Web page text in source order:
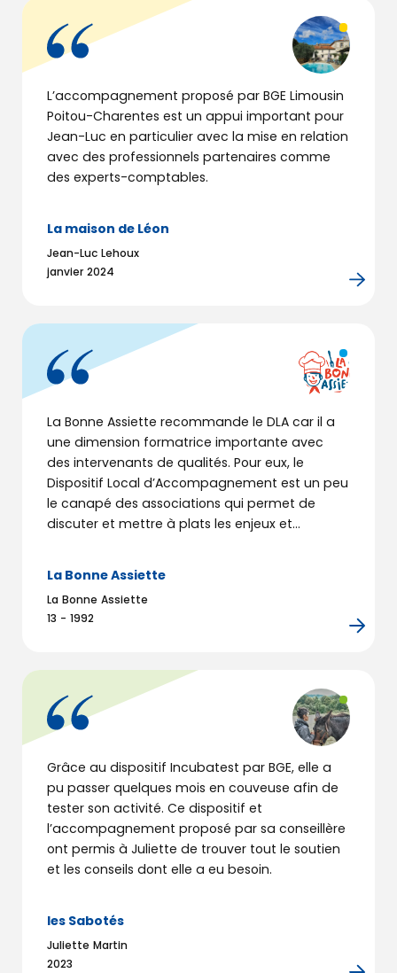
L’accompagnement proposé par BGE Limousin
Poitou-Charentes est un appui important pour
Jean-Luc en particulier avec la mise en relation
avec des professionnels partenaires comme
des experts-comptables.
La maison de Léon
Jean-Luc Lehoux
janvier 2024
La Bonne Assiette recommande le DLA car il a
une dimension formatrice importante avec
des intervenants de qualités. Pour eux, le
Dispositif Local d’Accompagnement est un peu
le canapé des associations qui permet de
discuter et mettre à plats les enjeux et
La Bonne Assiette
La Bonne Assiette
13 - 1992
Grâce au dispositif Incubatest par BGE, elle a
pu passer quelques mois en couveuse afin de
tester son activité. Ce dispositif et
l’accompagnement proposé par sa conseillère
ont permis à Juliette de trouver tout le soutien
et les conseils dont elle a eu besoin.
les Sabotés
Juliette Martin
2023